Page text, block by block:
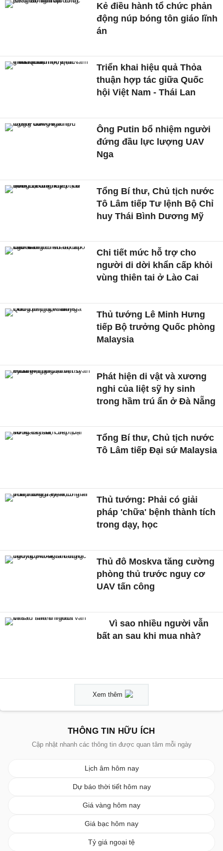
Kẻ điều hành tổ chức phản
động núp bóng tôn giáo lĩnh
án
Triển khai hiệu quả Thỏa
thuận hợp tác giữa Quốc
hội Việt Nam - Thái Lan
Ông Putin bổ nhiệm người
đứng đầu lực lượng UAV
Nga
Tổng Bí thư, Chủ tịch nước
Tô Lâm tiếp Tư lệnh Bộ Chỉ
huy Thái Bình Dương Mỹ
Chi tiết mức hỗ trợ cho
người di dời khẩn cấp khỏi
vùng thiên tai ở Lào Cai
Thủ tướng Lê Minh Hưng
tiếp Bộ trưởng Quốc phòng
Malaysia
Phát hiện di vật và xương
nghi của liệt sỹ hy sinh
trong hầm trú ẩn ở Đà Nẵng
Tổng Bí thư, Chủ tịch nước
Tô Lâm tiếp Đại sứ Malaysia
Thủ tướng: Phải có giải
pháp 'chữa' bệnh thành tích
trong dạy, học
Thủ đô Moskva tăng cường
phòng thủ trước nguy cơ
UAV tấn công
Vì sao nhiều người vẫn
bất an sau khi mua nhà?
Xem thêm
THÔNG TIN HỮU ÍCH
Cập nhật nhanh các thông tin được quan tâm mỗi ngày
Lịch âm hôm nay
Dự báo thời tiết hôm nay
Giá vàng hôm nay
Giá bạc hôm nay
Tỷ giá ngoại tệ